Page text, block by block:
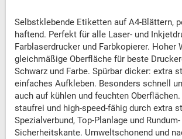
Selbstklebende Etiketten auf A4-Blättern,
haftend. Perfekt für alle Laser- und
Farblaserdrucker und Farbkopierer. Hoher
gleichmäßige Oberfläche für beste
Schwarz und Farbe. Spürbar dicker: extra
einfaches Aufkleben. Besonders schnell
auch auf kühlen und feuchten
staufrei und high-speed-fähig durch extra
Spezialverbund, Top-Planlage und Rundum-
Sicherheitskante. Umweltschonend und